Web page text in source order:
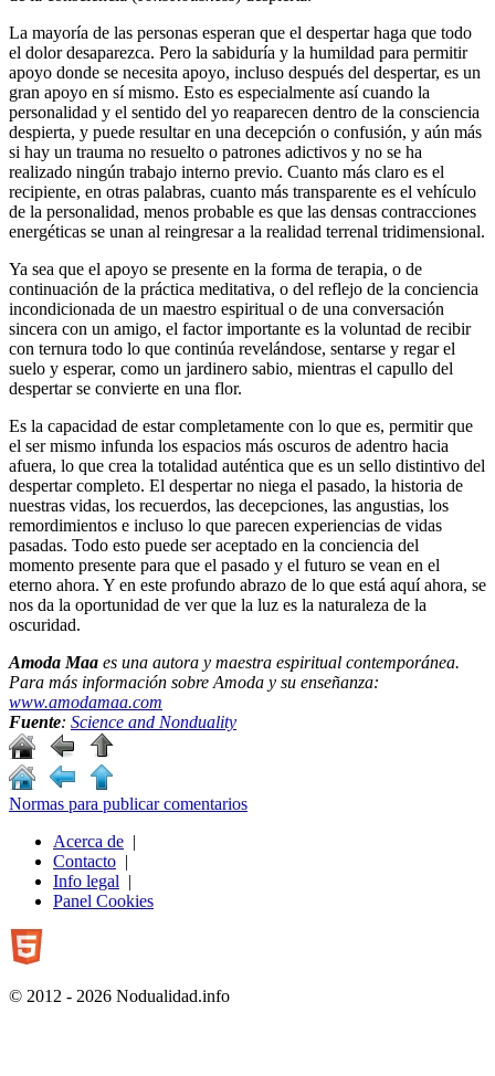
La mayoría de las personas esperan que el despertar haga que todo
el dolor desaparezca. Pero la sabiduría y la humildad para permitir
apoyo donde se necesita apoyo, incluso después del despertar, es un
gran apoyo en sí mismo. Esto es especialmente así cuando la
personalidad y el sentido del yo reaparecen dentro de la consciencia
despierta, y puede resultar en una decepción o confusión, y aún más
si hay un trauma no resuelto o patrones adictivos y no se ha
realizado ningún trabajo interno previo. Cuanto más claro es el
recipiente, en otras palabras, cuanto más transparente es el vehículo
de la personalidad, menos probable es que las densas contracciones
energéticas se unan al reingresar a la realidad terrenal tridimensional.
Ya sea que el apoyo se presente en la forma de terapia, o de
continuación de la práctica meditativa, o del reflejo de la conciencia
incondicionada de un maestro espiritual o de una conversación
sincera con un amigo, el factor importante es la voluntad de recibir
con ternura todo lo que continúa revelándose, sentarse y regar el
suelo y esperar, como un jardinero sabio, mientras el capullo del
despertar se convierte en una flor.
Es la capacidad de estar completamente con lo que es, permitir que
el ser mismo infunda los espacios más oscuros de adentro hacia
afuera, lo que crea la totalidad auténtica que es un sello distintivo del
despertar completo. El despertar no niega el pasado, la historia de
nuestras vidas, los recuerdos, las decepciones, las angustias, los
remordimientos e incluso lo que parecen experiencias de vidas
pasadas. Todo esto puede ser aceptado en la conciencia del
momento presente para que el pasado y el futuro se vean en el
eterno ahora. Y en este profundo abrazo de lo que está aquí ahora, se
nos da la oportunidad de ver que la luz es la naturaleza de la
oscuridad.
Amoda Maa es una autora y maestra espiritual contemporánea.
Para más información sobre Amoda y su enseñanza:
www.amodamaa.com
Fuente: Science and Nonduality
Normas para publicar comentarios
Acerca de |
Contacto |
Info legal |
Panel Cookies
© 2012 - 2026 Nodualidad.info